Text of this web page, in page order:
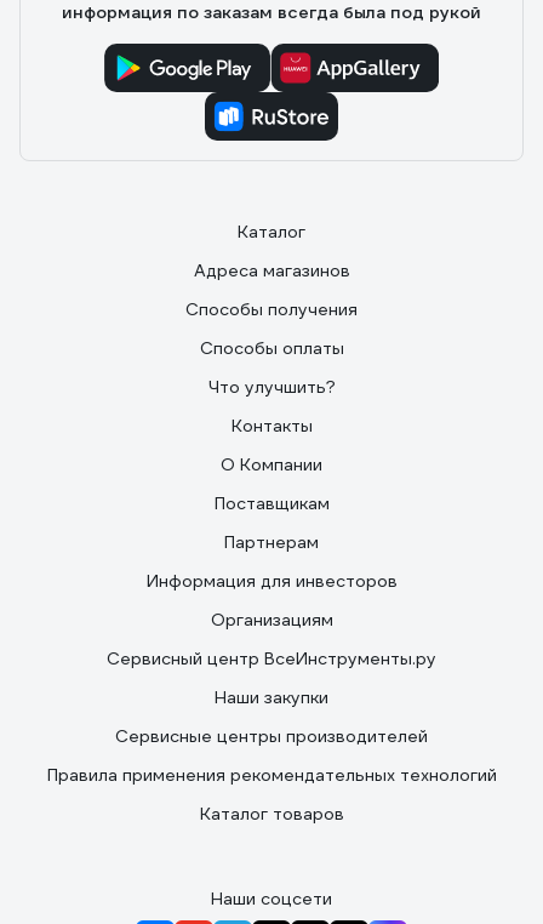
информация по заказам всегда была под рукой
Каталог
Адреса магазинов
Способы получения
Способы оплаты
Что улучшить?
Контакты
О Компании
Поставщикам
Партнерам
Информация для инвесторов
Организациям
Сервисный центр ВсеИнструменты.ру
Наши закупки
Сервисные центры производителей
Правила применения рекомендательных технологий
Каталог товаров
Наши соцсети